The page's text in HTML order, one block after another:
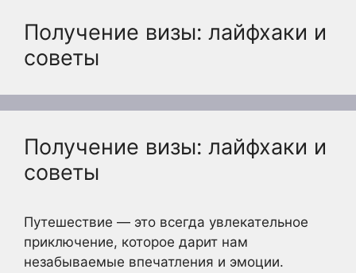
Получение визы: лайфхаки и
советы
Получение визы: лайфхаки и
советы
Путешествие — это всегда увлекательное
приключение, которое дарит нам
незабываемые впечатления и эмоции.